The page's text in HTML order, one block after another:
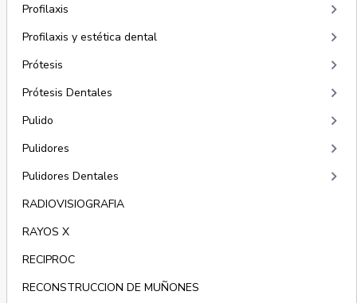
Profilaxis keyboard_arrow_right
Profilaxis y estética dental keyboard_arrow_right
Prótesis keyboard_arrow_right
Prótesis Dentales keyboard_arrow_right
Pulido keyboard_arrow_right
Pulidores keyboard_arrow_right
Pulidores Dentales keyboard_arrow_right
RADIOVISIOGRAFIA
RAYOS X
RECIPROC
RECONSTRUCCION DE MUÑONES